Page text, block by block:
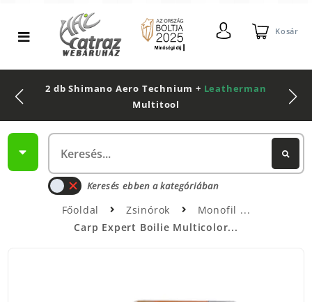
Kosár
2 db Shimano Aero Technium + Leatherman
Multitool
Keresés ebben a kategóriában
Főoldal Zsinórok
Monofil
Carp Expert Boilie Multicolor...